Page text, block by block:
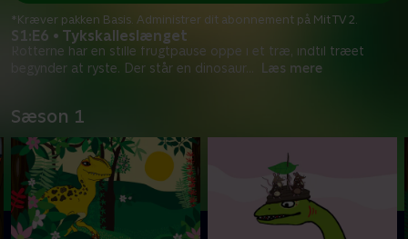
S1:E6 • Tykskalleslænget
Rotterne har en stille frugtpause oppe i et træ, indtil træet
begynder at ryste. Der står en dinosaur... Læs mere
*Kræver pakken Basis. Administrer dit abonnement på Mit TV 2.
Sæson 1